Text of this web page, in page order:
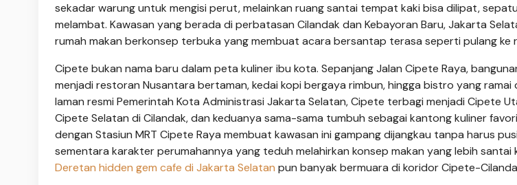
sekadar warung untuk mengisi perut, melainkan ruang santai tempat kaki bisa dilipat,
melambat. Kawasan yang berada di perbatasan Cilandak dan Kebayoran Baru, Jakarta
rumah makan berkonsep terbuka yang membuat acara bersantap terasa seperti pulang ke
Cipete bukan nama baru dalam peta kuliner ibu kota. Sepanjang Jalan Cipete Raya,
menjadi restoran Nusantara bertaman, kedai kopi bergaya rimbun, hingga bistro yang ramai
laman resmi Pemerintah Kota Administrasi Jakarta Selatan, Cipete terbagi menjadi Cipete
Cipete Selatan di Cilandak, dan keduanya sama-sama tumbuh sebagai kantong kuliner
dengan Stasiun MRT Cipete Raya membuat kawasan ini gampang dijangkau tanpa harus
sementara karakter perumahannya yang teduh melahirkan konsep makan yang lebih santai
Deretan hidden gem cafe di Jakarta Selatan pun banyak bermuara di koridor Cipete-